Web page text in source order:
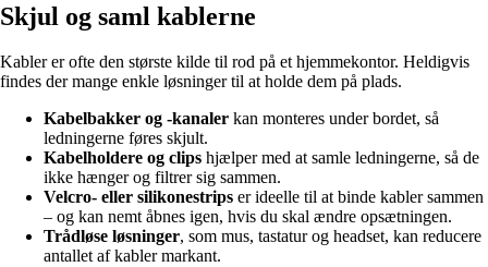
Skjul og saml kablerne
Kabler er ofte den største kilde til rod på et hjemmekontor. Heldigvis
findes der mange enkle løsninger til at holde dem på plads.
Kabelbakker og -kanaler kan monteres under bordet, så
ledningerne føres skjult.
Kabelholdere og clips hjælper med at samle ledningerne, så de
ikke hænger og filtrer sig sammen.
Velcro- eller silikonestrips er ideelle til at binde kabler sammen
– og kan nemt åbnes igen, hvis du skal ændre opsætningen.
Trådløse løsninger, som mus, tastatur og headset, kan reducere
antallet af kabler markant.